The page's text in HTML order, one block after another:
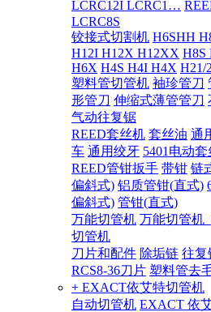
LCRC12I LCRC1…
LCRC8S
铰接式切割机 H6SHH
H12I H12X H12XX H8S
H6X H4S H4I H4X H21/
塑料管切管机 袖珍管刀
形管刀 伸缩式薄管管刀
气动往复锯
REED套丝机 套丝油 通
车 通用绞牙 5401电动
REED管钳扳手 带钳 链
偏斜式) 铝质管钳(直式)
偏斜式) 管钳(直式)
万能切管机 万能切管机
切管机
刀片和配件 除垢链 往复
RCS8-36刀片 塑料管去
+ EXACT依艾特切管机
自动切管机 EXACT 依